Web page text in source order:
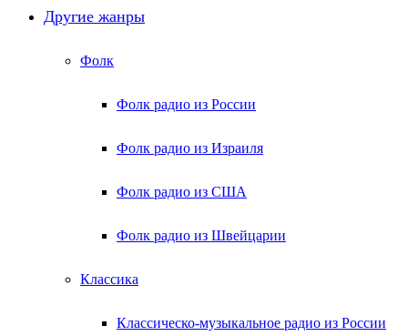
Другие жанры
Фолк
Фолк радио из России
Фолк радио из Израиля
Фолк радио из США
Фолк радио из Швейцарии
Классика
Классическо-музыкальное радио из России